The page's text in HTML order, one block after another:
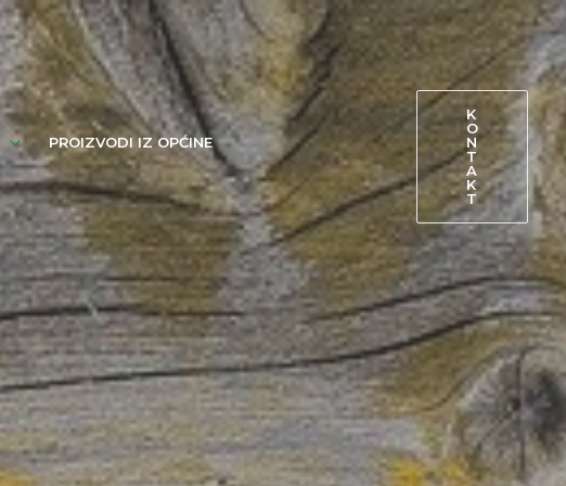
PROIZVODI IZ OPĆINE
K
O
N
T
A
K
T